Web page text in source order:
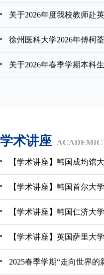
徐州医科大学2026年傅柯
学术讲座
【学术讲座】韩国成均馆
【学术讲座】韩国首尔大
【学术讲座】韩国仁济大
【学术讲座】英国萨里大